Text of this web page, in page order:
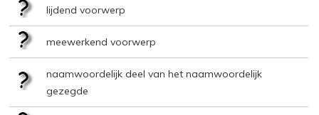
lijdend voorwerp
meewerkend voorwerp
naamwoordelijk deel van het naamwoordelijk
gezegde